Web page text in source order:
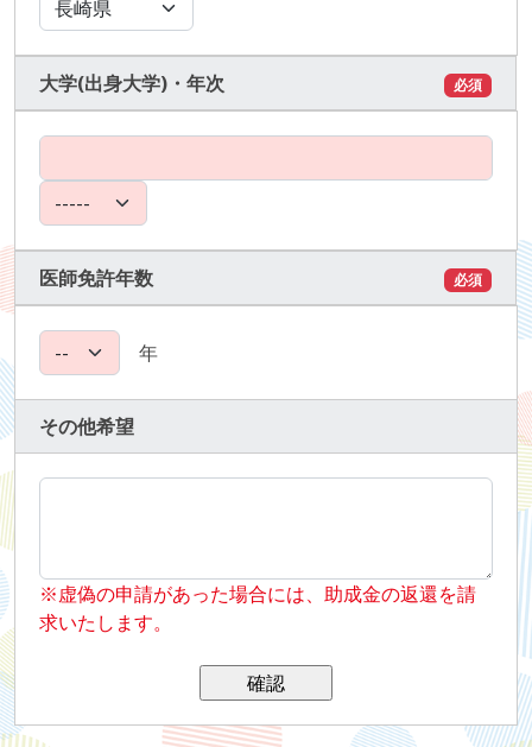
大学(出身大学)・年次 必須
医師免許年数 必須
年
その他希望
※虚偽の申請があった場合には、助成金の返還を請
求いたします。